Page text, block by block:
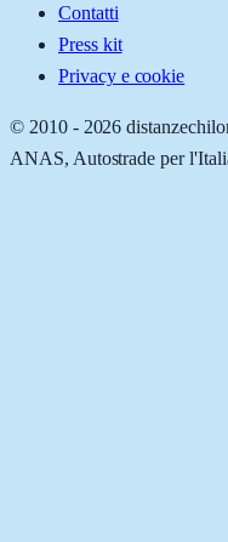
Contatti
Press kit
Privacy e cookie
© 2010 - 2026
ANAS, Autostrade per